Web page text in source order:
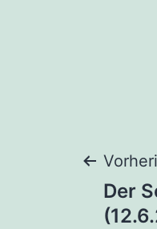
Der